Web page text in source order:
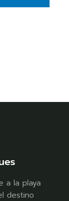
a la playa
destino